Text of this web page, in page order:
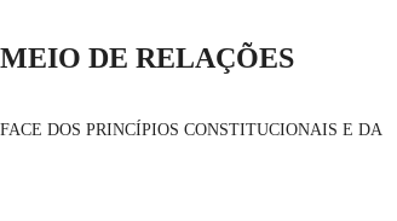
DE RELAÇÕES
DOS PRINCÍPIOS CONSTITUCIONAIS E DA